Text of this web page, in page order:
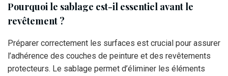
Pourquoi le sablage est-il essentiel avant le
revêtement ?
Préparer correctement les surfaces est crucial pour assurer
l’adhérence des couches de peinture et des revêtements
protecteurs. Le sablage permet d’éliminer les éléments